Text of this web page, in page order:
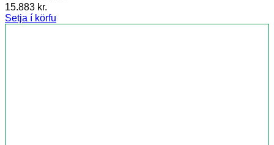
15.883 kr.
Setja í körfu